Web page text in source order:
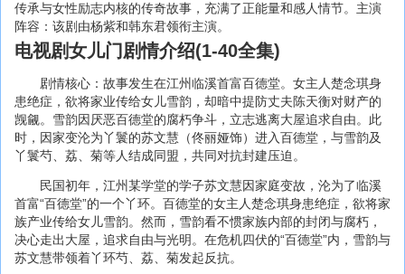
传承与女性励志内核的传奇故事，充满了正能量和感人情节。主演
阵容：该剧由杨紫和韩东君领衔主演。
电视剧女儿门剧情介绍(1-40全集)
剧情核心：故事发生在江州临溪首富百德堂。女主人楚念琪身
患绝症，欲将家业传给女儿雪韵，却暗中提防丈夫陈天衡对财产的
觊觎。雪韵因厌恶百德堂的腐朽争斗，立志逃离大屋追求自由。此
时，因家变沦为丫鬟的苏文慧（佟丽娅饰）进入百德堂，与雪韵及
丫鬟芍、荔、菊等人结成同盟，共同对抗封建压迫。
民国初年，江州某学堂的学子苏文慧因家庭变故，沦为了临溪
首富“百德堂”的一个丫环。百德堂的女主人楚念琪身患绝症，欲将家
族产业传给女儿雪韵。然而，雪韵看不惯家族内部的封闭与腐朽，
决心走出大屋，追求自由与光明。在危机四伏的“百德堂”内，雪韵与
苏文慧带领着丫环芍、荔、菊发起反抗。